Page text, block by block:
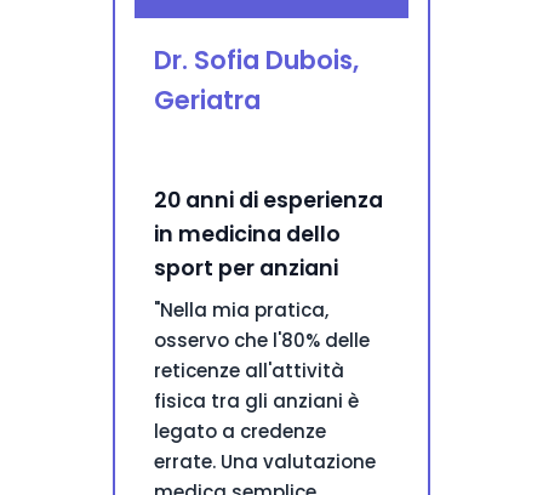
Dr. Sofia Dubois,
Geriatra
20 anni di esperienza
in medicina dello
sport per anziani
"Nella mia pratica,
osservo che l'80% delle
reticenze all'attività
fisica tra gli anziani è
legato a credenze
errate. Una valutazione